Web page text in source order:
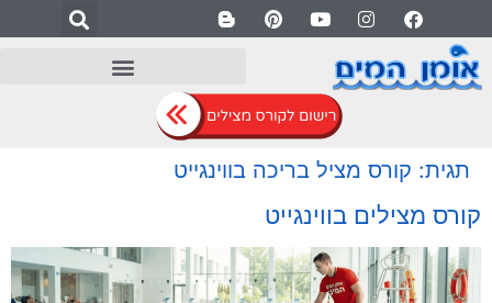
תגית: קורס מציל בריכה בווינגייט
קורס מצילים בווינגייט